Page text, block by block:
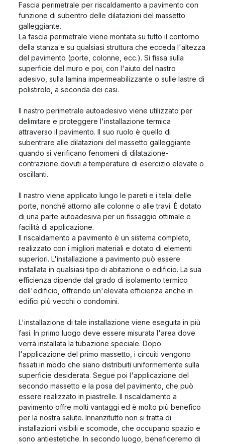
Fascia perimetrale per riscaldamento a pavimento con
funzione di subentro delle dilatazioni del massetto
galleggiante.
La fascia perimetrale viene montata su tutto il contorno
della stanza e su qualsiasi struttura che ecceda l'altezza
del pavimento (porte, colonne, ecc.). Si fissa sulla
superficie del muro e poi, con l'aiuto del nastro
adesivo, sulla lamina impermeabilizzante o sulle lastre di
polistirolo, a seconda dei casi.
Il nastro perimetrale autoadesivo viene utilizzato per
delimitare e proteggere l'installazione termica
attraverso il pavimento. Il suo ruolo è quello di
subentrare alle dilatazioni del massetto galleggiante
quando si verificano fenomeni di dilatazione-
contrazione dovuti a temperature di esercizio elevate o
oscillanti.
Il nastro viene applicato lungo le pareti e i telai delle
porte, nonché attorno alle colonne o alle travi. È dotato
di una parte autoadesiva per un fissaggio ottimale e
facilità di applicazione.
Il riscaldamento a pavimento è un sistema completo,
realizzato con i migliori materiali e dotato di elementi
superiori. L'installazione a pavimento può essere
installata in qualsiasi tipo di abitazione o edificio. La sua
efficienza dipende dal grado di isolamento termico
dell'edificio, offrendo un'elevata efficienza anche in
edifici più vecchi o condomini.
L'installazione di tale installazione viene eseguita in più
fasi. In primo luogo deve essere misurata l'area dove
verrà installata la tubazione speciale. Dopo
l'applicazione del primo massetto, i circuiti vengono
fissati in modo che siano distribuiti uniformemente sulla
superficie desiderata. Segue poi l'applicazione del
secondo massetto e la posa del pavimento, che può
essere realizzato in piastrelle. Il riscaldamento a
pavimento offre molti vantaggi ed è molto più benefico
per la nostra salute. Innanzitutto non si tratta di
installazioni visibili e scomode, che occupano spazio e
sono antiestetiche. In secondo luogo, beneficeremo di